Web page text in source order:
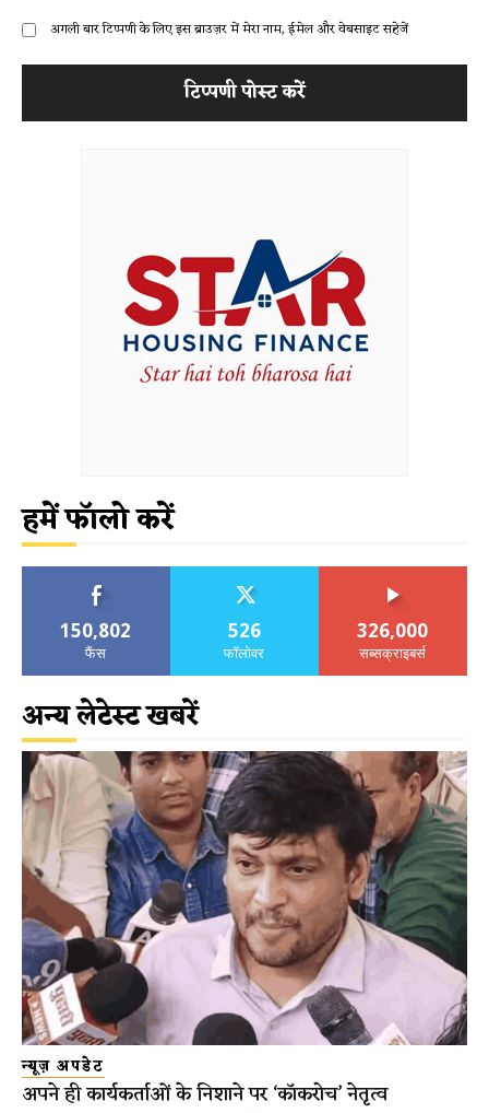
अगली बार टिप्पणी के लिए इस ब्राउज़र में मेरा नाम, ईमेल और वेबसाइट सहेजें
हमें फॉलो करें
150,802
फैंस
526
फॉलोवर
326,000
सब्सक्राइबर्स
अन्य लेटेस्ट खबरें
न्यूज़ अपडेट
अपने ही कार्यकर्ताओं के निशाने पर ‘कॉकरोच’ नेतृत्व